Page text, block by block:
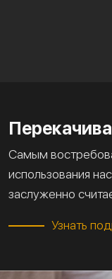
Самым
использования
заслуженно
Узнать